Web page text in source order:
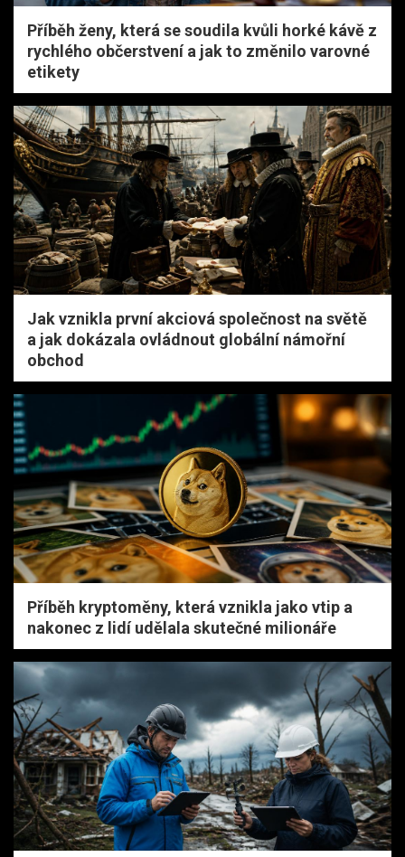
Příběh ženy, která se soudila kvůli horké kávě z
rychlého občerstvení a jak to změnilo varovné
etikety
Jak vznikla první akciová společnost na světě
a jak dokázala ovládnout globální námořní
obchod
Příběh kryptoměny, která vznikla jako vtip a
nakonec z lidí udělala skutečné milionáře